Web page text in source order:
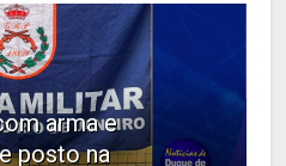
arma e
posto na